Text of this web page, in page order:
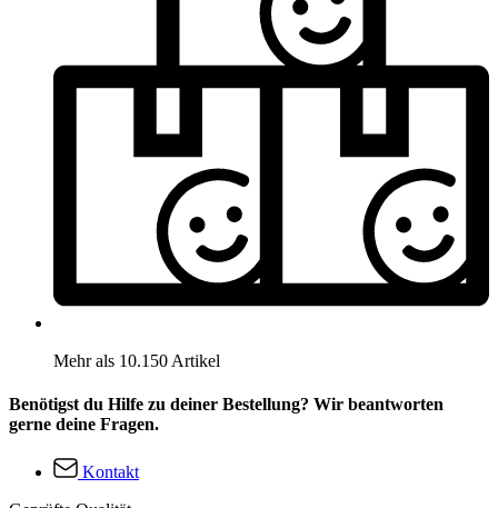
Mehr als 10.150 Artikel
Benötigst du Hilfe zu deiner Bestellung? Wir beantworten
gerne deine Fragen.
Kontakt